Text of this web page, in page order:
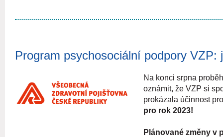
Program psychosociální podpory VZP:
Na konci srpna
oznámit, že VZP si
prokázala účinnost
pro rok 2023!
Plánované změny v